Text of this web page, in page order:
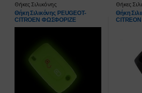
Θήκες Σιλικόνης
Θήκη Σιλικόνης PEUGEOT-
CITROEN ΦΩΣΦΟΡΙΖΕ
ΠΡΑΣΙΝΟ
Θήκες
Θήκη